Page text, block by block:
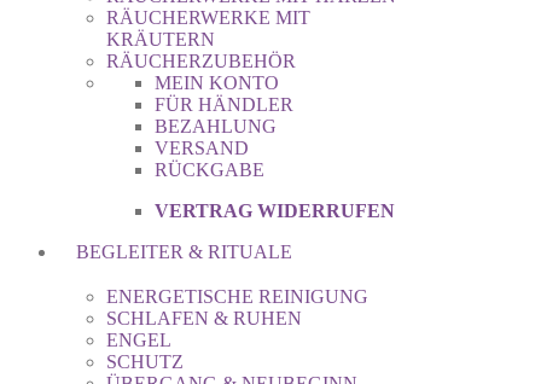
RÄUCHERWERKE MIT
KRÄUTERN
RÄUCHERZUBEHÖR
MEIN KONTO
FÜR HÄNDLER
BEZAHLUNG
VERSAND
RÜCKGABE
VERTRAG WIDERRUFEN
BEGLEITER & RITUALE
ENERGETISCHE REINIGUNG
SCHLAFEN & RUHEN
ENGEL
SCHUTZ